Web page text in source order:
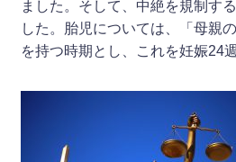
ました。そして、中絶を規制す
した。胎児については、「母親
を持つ時期とし、これを妊娠24